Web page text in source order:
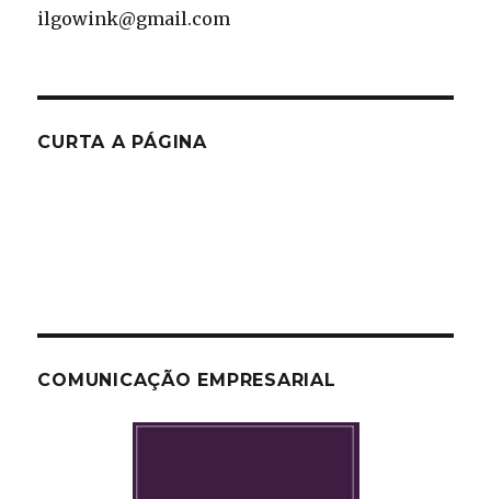
ilgowink@gmail.com
CURTA A PÁGINA
COMUNICAÇÃO EMPRESARIAL